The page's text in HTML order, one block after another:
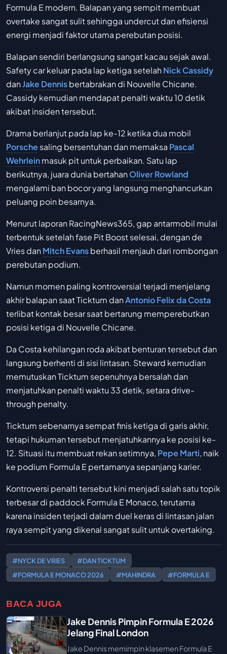
Formula E modern. Balapan yang sempit membuat
overtake sangat sulit sehingga undercut dan efisiensi
energi menjadi faktor utama perebutan posisi.
Balapan sendiri berlangsung sangat kacau sejak awal.
Safety car keluar pada lap ketiga setelahNick Cassidy
danJake Dennisbertabrakan di Nouvelle Chicane.
Cassidy kemudian mendapat penalti waktu 10 detik
akibat insiden tersebut.
Drama berlanjut pada lap ke-12 ketika dua mobil
Porsche saling bersentuhan dan memaksa Pascal
Wehrleinmasuk pit untuk perbaikan. Satu lap
berikutnya, juara dunia bertahanOliver Rowland
mengalami ban bocor yang langsung menghancurkan
peluang poin besarnya.
Menurut laporan RacingNews365, gap antarmobil mulai
terbentuk setelah fase Pit Boost selesai, dengan de
Vries danMitch Evansberhasil menjauh dari rombongan
perebutan podium.
Namun momen paling kontroversial terjadi menjelang
akhir balapan saat Ticktum danAntonio Felix da Costa
terlibat kontak besar saat bertarung memperebutkan
posisi ketiga di Nouvelle Chicane.
Da Costa kehilangan roda akibat benturan tersebut dan
langsung berhenti di sisi lintasan. Steward kemudian
memutuskan Ticktum sepenuhnya bersalah dan
menjatuhkan penalti waktu 33 detik, setara drive-
through penalty.
Ticktum sebenarnya sempat finis ketiga di garis akhir,
tetapi hukuman tersebut menjatuhkannya ke posisi ke-
12. Situasi itu membuat rekan setimnya, Pepe Marti, naik
ke podium Formula E pertamanya sepanjang karier.
Kontroversi penalti tersebut kini menjadi salah satu topik
terbesar di paddock Formula E Monaco, terutama
karena insiden terjadi dalam duel keras di lintasan jalan
raya sempit yang dikenal sangat sulit untuk overtaking.
#NYCK DE VRIES
#DAN TICKTUM
#FORMULA E MONACO 2026
#MAHINDRA #FORMULA E
BACA JUGA
Jake Dennis Pimpin Formula E 2026
Jelang Final London
Jake Dennis memimpin klasemen Formula E